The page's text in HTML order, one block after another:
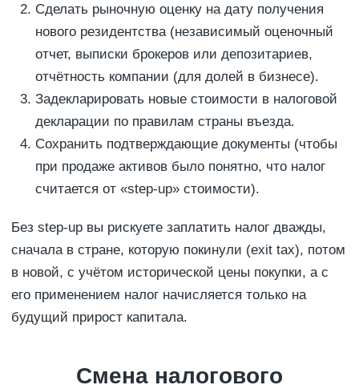
Сделать рыночную оценку на дату получения
нового резидентства (независимый оценочный
отчет, выписки брокеров или депозитариев,
отчётность компании (для долей в бизнесе).
Задекларировать новые стоимости в налоговой
декларации по правилам страны въезда.
Сохранить подтверждающие документы (чтобы
при продаже активов было понятно, что налог
считается от «step-up» стоимости).
Без step-up вы рискуете заплатить налог дважды,
сначала в стране, которую покинули (exit tax), потом
в новой, с учётом исторической цены покупки, а с
его применением налог начисляется только на
будущий прирост капитала.
Смена налогового